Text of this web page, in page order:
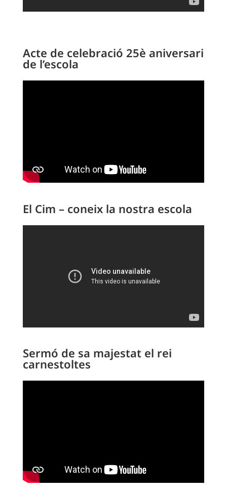
Acte de celebració 25è aniversari
de l’escola
El Cim – coneix la nostra escola
Sermó de sa majestat el rei
carnestoltes